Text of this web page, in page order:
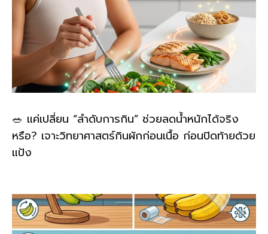
🥗 แค่เปลี่ยน “ลำดับการกิน” ช่วยลดน้ำหนักได้จริง
หรือ? เจาะวิทยาศาสตร์กินผักก่อนเนื้อ ก่อนปิดท้ายด้วย
แป้ง